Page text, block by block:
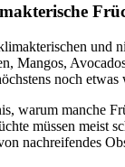
und
Mangos,
noch
warum manche
müssen meist
nachreifendes